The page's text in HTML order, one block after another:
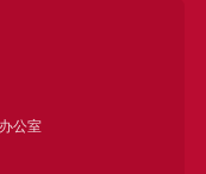
公室